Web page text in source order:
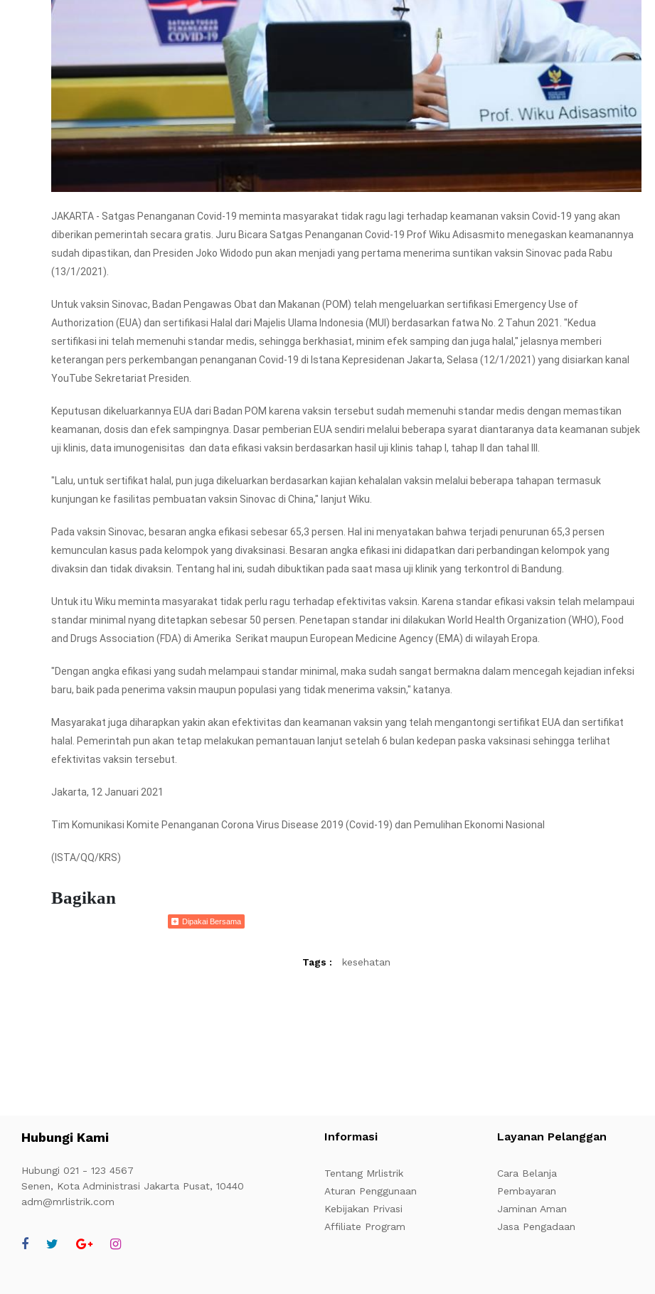
JAKARTA - Satgas Penanganan Covid-19 meminta masyarakat tidak ragu lagi terhadap keamanan vaksin Covid-19 yang akan
diberikan pemerintah secara gratis. Juru Bicara Satgas Penanganan Covid-19 Prof Wiku Adisasmito menegaskan keamanannya
sudah dipastikan, dan Presiden Joko Widodo pun akan menjadi yang pertama menerima suntikan vaksin Sinovac pada Rabu
(13/1/2021).
Untuk vaksin Sinovac, Badan Pengawas Obat dan Makanan (POM) telah mengeluarkan sertifikasi Emergency Use of
Authorization (EUA) dan sertifikasi Halal dari Majelis Ulama Indonesia (MUI) berdasarkan fatwa No. 2 Tahun 2021. "Kedua
sertifikasi ini telah memenuhi standar medis, sehingga berkhasiat, minim efek samping dan juga halal," jelasnya memberi
keterangan pers perkembangan penanganan Covid-19 di Istana Kepresidenan Jakarta, Selasa (12/1/2021) yang disiarkan kanal
YouTube Sekretariat Presiden.
Keputusan dikeluarkannya EUA dari Badan POM karena vaksin tersebut sudah memenuhi standar medis dengan memastikan
keamanan, dosis dan efek sampingnya. Dasar pemberian EUA sendiri melalui beberapa syarat diantaranya data keamanan subjek
uji klinis, data imunogenisitas dan data efikasi vaksin berdasarkan hasil uji klinis tahap I, tahap II dan tahal III.
"Lalu, untuk sertifikat halal, pun juga dikeluarkan berdasarkan kajian kehalalan vaksin melalui beberapa tahapan termasuk
kunjungan ke fasilitas pembuatan vaksin Sinovac di China," lanjut Wiku.
Pada vaksin Sinovac, besaran angka efikasi sebesar 65,3 persen. Hal ini menyatakan bahwa terjadi penurunan 65,3 persen
kemunculan kasus pada kelompok yang divaksinasi. Besaran angka efikasi ini didapatkan dari perbandingan kelompok yang
divaksin dan tidak divaksin. Tentang hal ini, sudah dibuktikan pada saat masa uji klinik yang terkontrol di Bandung.
Untuk itu Wiku meminta masyarakat tidak perlu ragu terhadap efektivitas vaksin. Karena standar efikasi vaksin telah melampaui
standar minimal nyang ditetapkan sebesar 50 persen. Penetapan standar ini dilakukan World Health Organization (WHO), Food
and Drugs Association (FDA) di Amerika Serikat maupun European Medicine Agency (EMA) di wilayah Eropa.
"Dengan angka efikasi yang sudah melampaui standar minimal, maka sudah sangat bermakna dalam mencegah kejadian infeksi
baru, baik pada penerima vaksin maupun populasi yang tidak menerima vaksin," katanya.
Masyarakat juga diharapkan yakin akan efektivitas dan keamanan vaksin yang telah mengantongi sertifikat EUA dan sertifikat
halal. Pemerintah pun akan tetap melakukan pemantauan lanjut setelah 6 bulan kedepan paska vaksinasi sehingga terlihat
efektivitas vaksin tersebut.
Jakarta, 12 Januari 2021
Tim Komunikasi Komite Penanganan Corona Virus Disease 2019 (Covid-19) dan Pemulihan Ekonomi Nasional
(ISTA/QQ/KRS)
Bagikan
Dipakai Bersama
Tags : kesehatan
Hubungi Kami
Hubungi 021 - 123 4567
Senen, Kota Administrasi Jakarta Pusat, 10440
adm@mrlistrik.com
Informasi
Tentang Mrlistrik
Aturan Penggunaan
Kebijakan Privasi
Affiliate Program
Layanan Pelanggan
Cara Belanja
Pembayaran
Jaminan Aman
Jasa Pengadaan